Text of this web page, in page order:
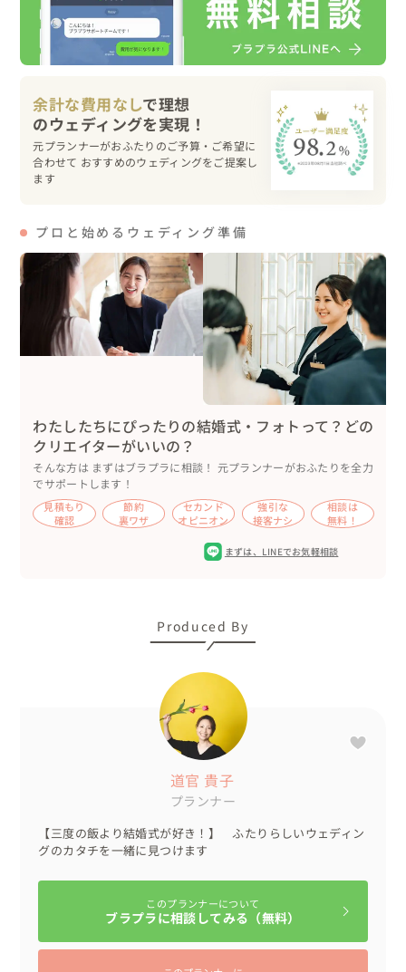
新婦様はお母様からの紅差しの儀でお支度を整えていただ
き一日がスタート
三國神社では緑の木々が生い茂る参道を参進の儀で進み、
挙式のあとは地元の広場で福井伝統の「まんじゅうまき
✨」
広場には昔ながらの櫓を立ててお祝いムードを盛り上げま
今までにないくらい熱気あふれるまんじゅうまきとなりま
した😍
たくさんの方達に見守られる中、人力車で披露宴会場へ移
動します
披露宴は、広場すぐ近くの温泉旅館「つるや」さんにて
一棟まるごと貸し切って、ゲストには非日常の時間を楽し
んでいただきます
旅館の玄関にはオリジナルのれんを飾り、会場コーディネ
ートは和モダンな雰囲気に仕上げ、ゲストをお迎えします
🍁
ケーキカットのかわりに、ご両家親御様と「よいしょ、よ
いしょ、よいしょ～！」の鏡開きです🍶ゲストにも日本酒
ライズ登場し、一緒に結婚式をお祝いです♨
友人が盛り上げてくれる余興タイムでは、結婚式場では見
新郎新婦のふたりを囲んでみんなが座り映像を見たり、本
当にお家にいるかのように楽しみます♪♪
※なんてアットホームなんだろう💓って思いました！これ
ぞ温泉ウェディングの醍醐味ですね！
新郎新婦から感謝の言葉をお伝えするシーンでは、本当に
皆が一体感になります
そして誰も何も言わなくても、自然とご両家の堅い握手が
行われ、会場にいる全員が自分のことのように嬉しくて感
余計な費用なしで理想
元プランナーがおふたりのご予算・ご希望に
合わせて おすすめのウェディングをご提案し
ます
プロと始めるウェディング準備
わたしたちにぴったりの結婚式・フォトって？どの
クリエイターがいいの？
そんな方は まずはブラプラに相談！ 元プランナーがおふたりを全力
でサポートします！
見積もり
確認
節約
裏ワザ
セカンド
オピニオン
強引な
接客ナシ
相談は
無料！
まずは、 LINEでお気軽相談
Produced By
道官 貴子
プランナー
【三度の飯より結婚式が好き！】 ふたりらしいウェディン
グのカタチを一緒に見つけます
このプランナーについて
ブラプラに相談してみる（無料）